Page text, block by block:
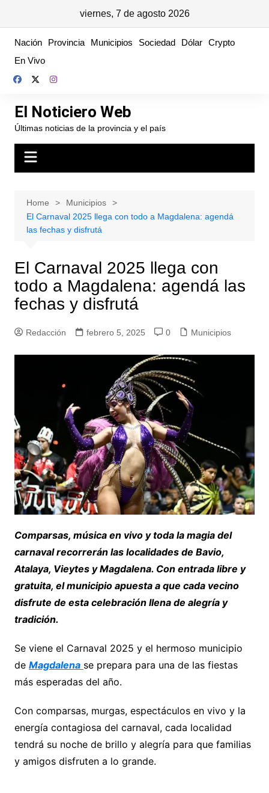
viernes, 7 de agosto 2026
content
Nación Provincia Municipios Sociedad Dólar Crypto
En Vivo
El Noticiero Web
Últimas noticias de la provincia y el país
Home
Municipios
El Carnaval 2025 llega con todo a Magdalena: agendá
las fechas y disfrutá
El Carnaval 2025 llega con
todo a Magdalena: agendá las
fechas y disfrutá
Redacción febrero 5, 2025 0 Municipios
Comparsas, música en vivo y toda la magia del
carnaval recorrerán las localidades de Bavio,
Atalaya, Vieytes y Magdalena. Con entrada libre y
gratuita, el municipio apuesta a que cada vecino
disfrute de esta celebración llena de alegría y
tradición.
Se viene el Carnaval 2025 y el hermoso municipio
de Magdalena se prepara para una de las fiestas
más esperadas del año.
Con comparsas, murgas, espectáculos en vivo y la
energía contagiosa del carnaval, cada localidad
tendrá su noche de brillo y alegría para que familias
y amigos disfruten a lo grande.